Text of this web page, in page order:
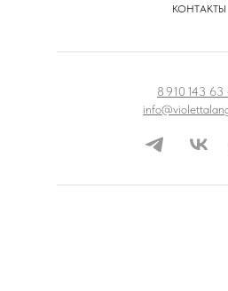
КОНТАКТЫ
8 910 143 63